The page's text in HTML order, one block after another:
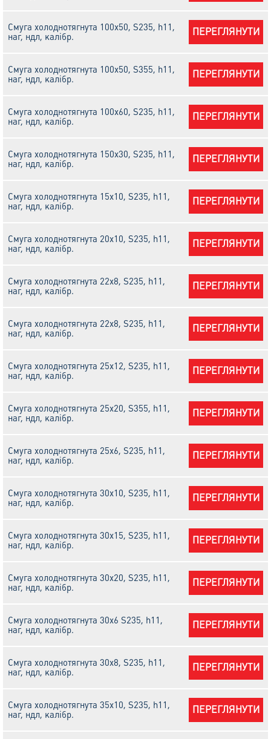
Смуга холоднотягнута 100х50, S235, h11,
наг, ндл, калібр.
ПЕРЕГЛЯНУТИ
Смуга холоднотягнута 100х50, S355, h11,
наг, ндл, калібр.
ПЕРЕГЛЯНУТИ
Смуга холоднотягнута 100х60, S235, h11,
наг, ндл, калібр.
ПЕРЕГЛЯНУТИ
Смуга холоднотягнута 150х30, S235, h11,
наг, ндл, калібр.
ПЕРЕГЛЯНУТИ
Смуга холоднотягнута 15х10, S235, h11,
наг, ндл, калібр.
ПЕРЕГЛЯНУТИ
Смуга холоднотягнута 20х10, S235, h11,
наг, ндл, калібр.
ПЕРЕГЛЯНУТИ
Смуга холоднотягнута 22х8, S235, h11,
наг, ндл, калібр.
ПЕРЕГЛЯНУТИ
Смуга холоднотягнута 22х8, S235, h11,
наг, ндл, калібр.
ПЕРЕГЛЯНУТИ
Смуга холоднотягнута 25х12, S235, h11,
наг, ндл, калібр.
ПЕРЕГЛЯНУТИ
Смуга холоднотягнута 25х20, S355, h11,
наг, ндл, калібр.
ПЕРЕГЛЯНУТИ
Смуга холоднотягнута 25х6, S235, h11,
наг, ндл, калібр.
ПЕРЕГЛЯНУТИ
Смуга холоднотягнута 30х10, S235, h11,
наг, ндл, калібр.
ПЕРЕГЛЯНУТИ
Смуга холоднотягнута 30х15, S235, h11,
наг, ндл, калібр.
ПЕРЕГЛЯНУТИ
Смуга холоднотягнута 30х20, S235, h11,
наг, ндл, калібр.
ПЕРЕГЛЯНУТИ
Смуга холоднотягнута 30х6 S235, h11,
наг, ндл, калібр.
ПЕРЕГЛЯНУТИ
Смуга холоднотягнута 30х8, S235, h11,
наг, ндл, калібр.
ПЕРЕГЛЯНУТИ
Смуга холоднотягнута 35х10, S235, h11,
наг, ндл, калібр.
ПЕРЕГЛЯНУТИ